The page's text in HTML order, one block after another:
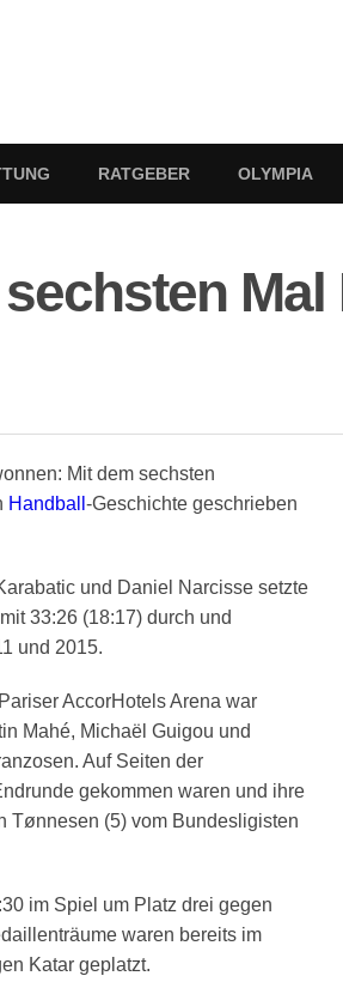
RATGEBER OLYMPIA
Mal
Mit dem sechsten
Handball -Geschichte geschrieben
und Daniel Narcisse setzte
33:26 (18:17) durch und
und 2015.
AccorHotels Arena war
Mahé, Michaël Guigou und
Auf Seiten der
gekommen waren und ihre
Tønnesen (5) vom Bundesligisten
im Spiel um Platz drei gegen
waren bereits im
Katar geplatzt.